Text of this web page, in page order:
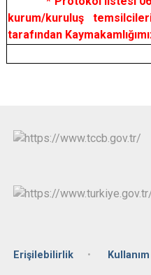
kurum/kuruluş
tarafından
Erişilebilirlik